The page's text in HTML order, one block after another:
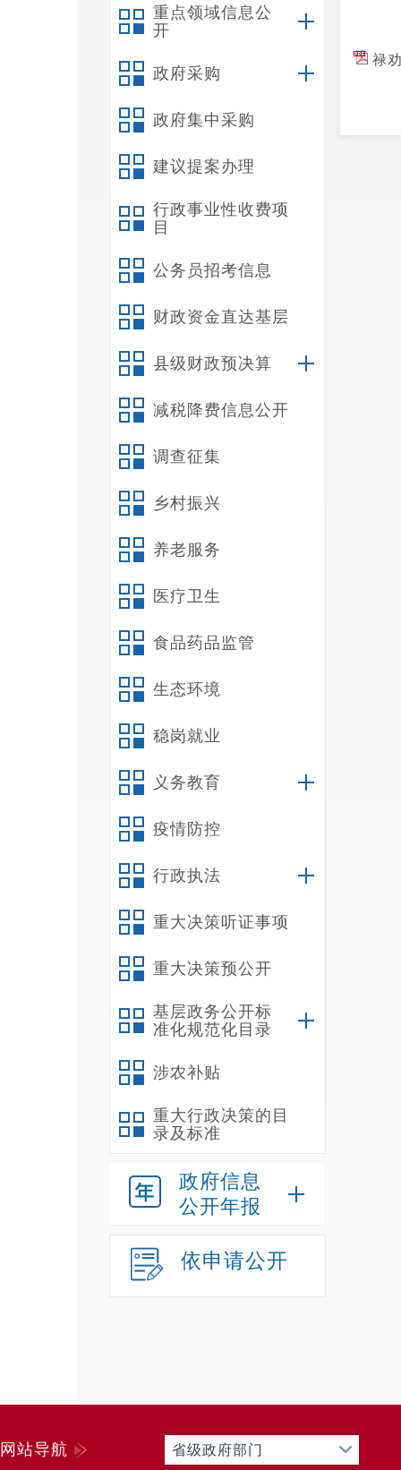
重点领域信息公
开
政府采购
政府集中采购
建议提案办理
行政事业性收费项
目
公务员招考信息
财政资金直达基层
县级财政预决算
减税降费信息公开
调查征集
乡村振兴
养老服务
医疗卫生
食品药品监管
生态环境
稳岗就业
义务教育
疫情防控
行政执法
重大决策听证事项
重大决策预公开
基层政务公开标
准化规范化目录
涉农补贴
重大行政决策的目
录及标准
政府信息
公开年报
依申请公开
禄
网站导航 省级政府部门